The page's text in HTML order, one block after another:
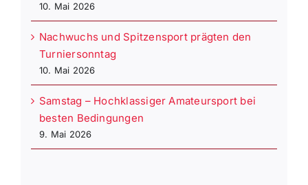
10. Mai 2026
Nachwuchs und Spitzensport prägten den
Turniersonntag
10. Mai 2026
Samstag – Hochklassiger Amateursport bei
besten Bedingungen
9. Mai 2026